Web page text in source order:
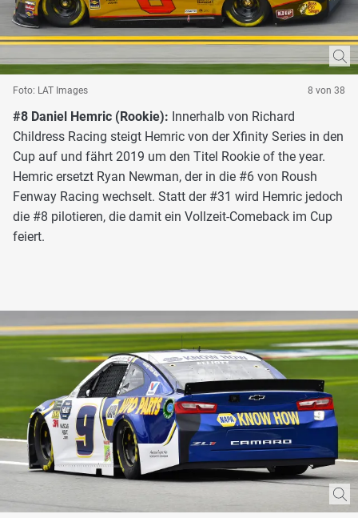
Foto: LAT Images 8 von 38
#8 Daniel Hemric (Rookie): Innerhalb von Richard
Childress Racing steigt Hemric von der Xfinity Series in den
Cup auf und fährt 2019 um den Titel Rookie of the year.
Hemric ersetzt Ryan Newman, der in die #6 von Roush
Fenway Racing wechselt. Statt der #31 wird Hemric jedoch
die #8 pilotieren, die damit ein Vollzeit-Comeback im Cup
feiert.